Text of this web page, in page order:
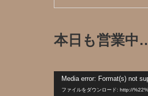
本日も営業中
Media error: Format(s) not
ファイルをダウンロード: http://